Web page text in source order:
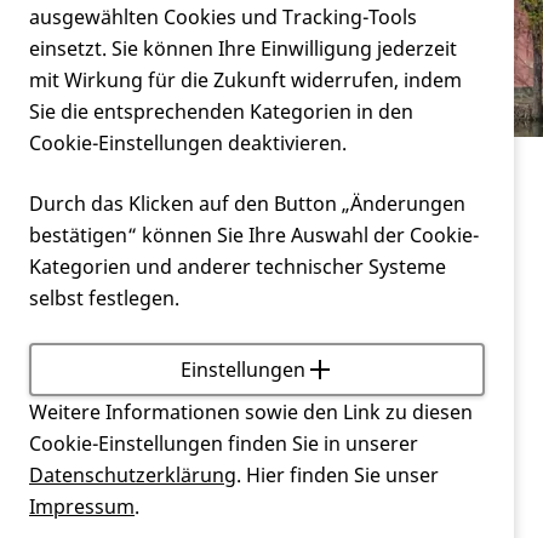
Verein
Service
Symposium Huntington im Fokus
Landesverband Bayern
Symposium Huntington im Fokus
Symposium
Wasserschloss, Taufkirchen (Vils)
13. & 14. November 2025
Das Symposium„Huntington im Fokus –
Versorgung stärken, Wissen vernetzen“
ausgewählten Cookies und Tracking-Tools
einsetzt. Sie können Ihre Einwilligung jederzeit
mit Wirkung für die Zukunft widerrufen, indem
Sie die entsprechenden Kategorien in den
Cookie-Einstellungen deaktivieren.
Durch das Klicken auf den Button „Änderungen
bestätigen“ können Sie Ihre Auswahl der Cookie-
Kategorien und anderer technischer Systeme
selbst festlegen.
Einstellungen
Weitere Informationen sowie den Link zu diesen
Cookie-Einstellungen finden Sie in unserer
Datenschutzerklärung. Hier finden Sie unser
Impressum.